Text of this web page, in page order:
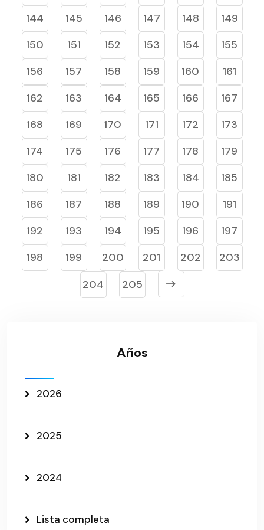
144
145 146 147 148
149
150
151 152 153 154
155
156
157 158 159 160
161
162
163 164 165 166
167
168
169 170 171 172
173
174
175 176 177 178
179
180
181 182 183 184
185
186
187 188 189 190
191
192
193 194 195 196
197
198
199 200 201 202
203
204
205
Años
2026
2025
2024
Lista completa